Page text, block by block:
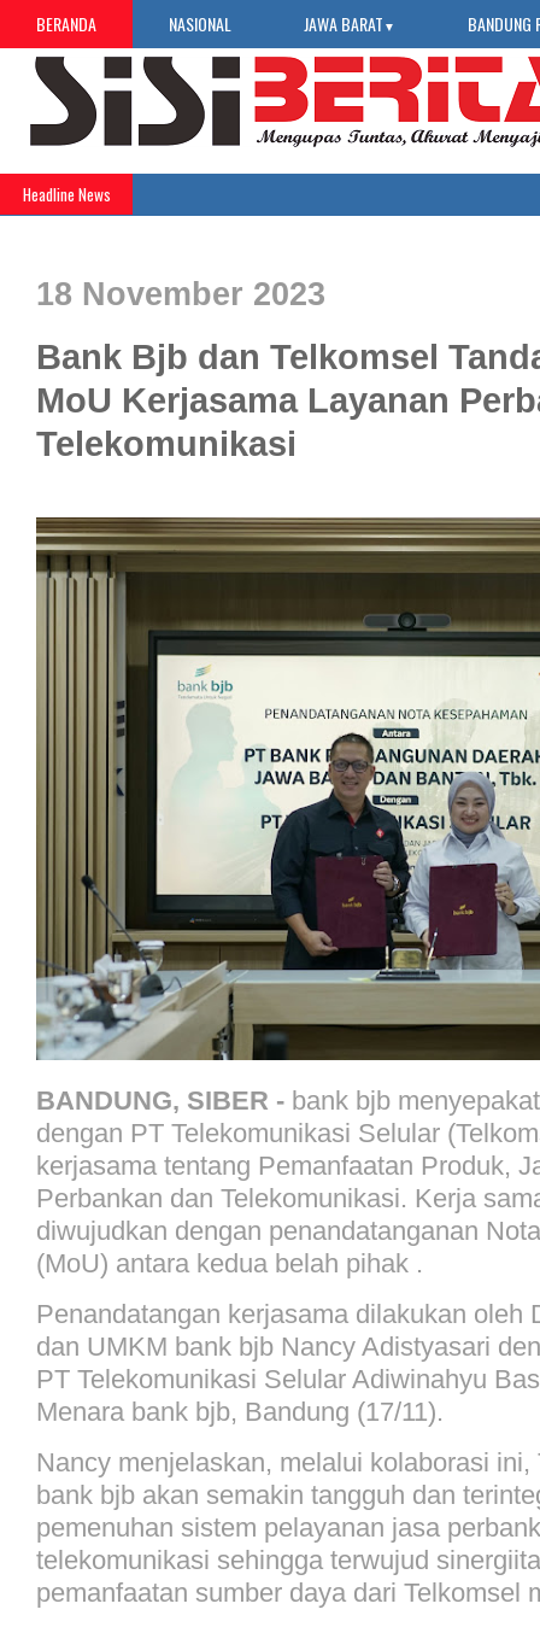
BERANDA NASIONAL JAWA BARAT ▼ BANDUNG
Headline News
18 November 2023
Bank Bjb dan Telkomsel
MoU Kerjasama Layanan
Telekomunikasi
BANDUNG, SIBER - bank bjb
dengan PT Telekomunikasi Selular
kerjasama tentang Pemanfaatan Produk,
Perbankan dan Telekomunikasi. Kerja
diwujudkan dengan penandatanganan
(MoU) antara kedua belah pihak .
Penandatangan kerjasama dilakukan oleh
dan UMKM bank bjb Nancy Adistyasari
PT Telekomunikasi Selular Adiwinahyu
Menara bank bjb, Bandung (17/11).
Nancy menjelaskan, melalui kolaborasi ini,
bank bjb akan semakin tangguh dan
pemenuhan sistem pelayanan jasa
telekomunikasi sehingga terwujud
pemanfaatan sumber daya dari